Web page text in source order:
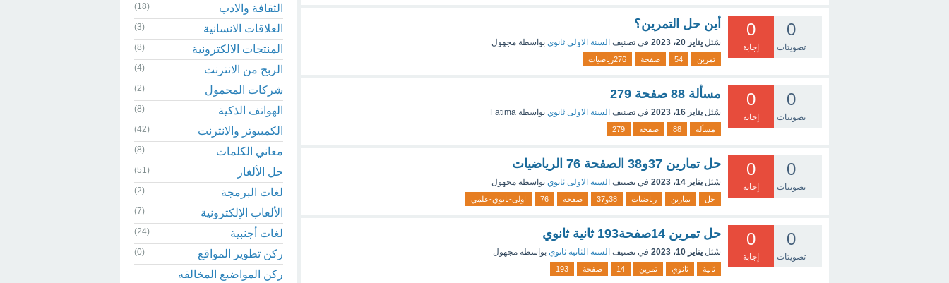
0
تصويتات
0
إجابة
أين حل التمرين؟
سُئل يناير 20، 2023 في تصنيف السنة الاولى ثانوي بواسطة مجهول
تمرين 54 صفحة 276رياضيات
0
تصويتات
0
إجابة
مسألة 88 صفحة 279
سُئل يناير 16، 2023 في تصنيف السنة الاولى ثانوي بواسطة Fatima
مسألة 88 صفحة 279
0
تصويتات
0
إجابة
حل تمارين 37و38 الصفحة 76 الرياضيات
سُئل يناير 14، 2023 في تصنيف السنة الاولى ثانوي بواسطة مجهول
حل تمارين رياضيات 38و37 صفحة 76 اولى-ثانوي-علمي
0
تصويتات
0
إجابة
حل تمرين 14صفحة193 ثانية ثانوي
سُئل يناير 10، 2023 في تصنيف السنة الثانية ثانوي بواسطة مجهول
ثانية ثانوي تمرين 14 صفحة 193
الثقافة والادب (18)
العلاقات الانسانية (3)
المنتجات الالكترونية (8)
الربح من الانترنت (4)
شركات المحمول (2)
الهواتف الذكية (8)
الكمبيوتر والانترنت (42)
معاني الكلمات (8)
حل الألغاز (51)
لغات البرمجة (2)
الألعاب الإلكترونية (7)
لغات أجنبية (24)
ركن تطوير المواقع (0)
ركن المواضيع المخالفه